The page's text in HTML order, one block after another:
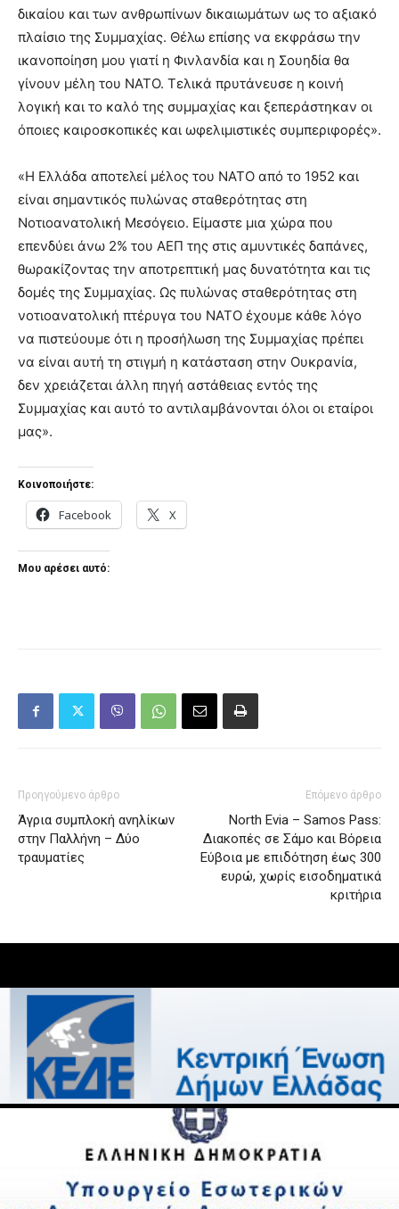
δικαίου και των ανθρωπίνων δικαιωμάτων ως το αξιακό
πλαίσιο της Συμμαχίας. Θέλω επίσης να εκφράσω την
ικανοποίηση μου γιατί η Φινλανδία και η Σουηδία θα
γίνουν μέλη του ΝΑΤΟ. Τελικά πρυτάνευσε η κοινή
λογική και το καλό της συμμαχίας και ξεπεράστηκαν οι
όποιες καιροσκοπικές και ωφελιμιστικές συμπεριφορές».
«Η Ελλάδα αποτελεί μέλος του ΝΑΤΟ από το 1952 και
είναι σημαντικός πυλώνας σταθερότητας στη
Νοτιοανατολική Μεσόγειο. Είμαστε μια χώρα που
επενδύει άνω 2% του ΑΕΠ της στις αμυντικές δαπάνες,
θωρακίζοντας την αποτρεπτική μας δυνατότητα και τις
δομές της Συμμαχίας. Ως πυλώνας σταθερότητας στη
νοτιοανατολική πτέρυγα του ΝΑΤΟ έχουμε κάθε λόγο
να πιστεύουμε ότι η προσήλωση της Συμμαχίας πρέπει
να είναι αυτή τη στιγμή η κατάσταση στην Ουκρανία,
δεν χρειάζεται άλλη πηγή αστάθειας εντός της
Συμμαχίας και αυτό το αντιλαμβάνονται όλοι οι εταίροι
μας».
Κοινοποιήστε:
Facebook X
Μου αρέσει αυτό:
Προηγούμενο άρθρο
Άγρια συμπλοκή ανηλίκων
στην Παλλήνη – Δύο
τραυματίες
Επόμενο άρθρο
North Evia – Samos Pass:
Διακοπές σε Σάμο και Βόρεια
Εύβοια με επιδότηση έως 300
ευρώ, χωρίς εισοδηματικά
κριτήρια